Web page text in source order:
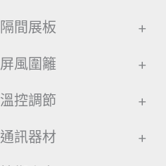
隔間展板 +
屏風圍籬 +
溫控調節 +
通訊器材 +